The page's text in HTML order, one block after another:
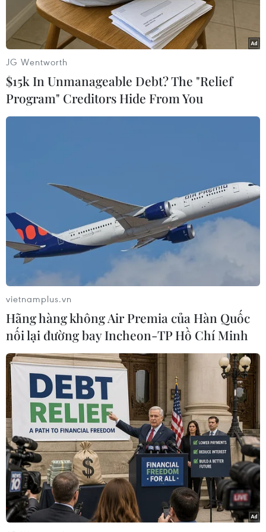
Thủ tướng Nguyễn Xuân Phúc và Thủ tướng Nhật Bản Suga
Yoshihide tại buổi gặp gỡ báo chí. (Ảnh: Thống Nhất/TTXVN)
Bộ Ngoại giao Việt Nam ra Thông cáo báo chí về
Thỏa thuận Quy trình nhập cảnh ngắn ngày
giữa Việt Nam và Nhật Bản:
thống nhất về việc áp dụng quy trình đi lại ngắn
ngày (còn gọi là Quy chế đi lại ưu tiên cho
người từ Nhật Bản nhập cảnh Việt Nam dưới 14
ngày và Business track cho công dân Việt Nam
nhập cảnh Nhật Bản) từ ngày 1/11/2020.
Quy trình này cho phép các trường hợp ưu tiên
của một Bên nhập cảnh Bên kia với thời hạn
lưu trú ngắn ngày để thực hiện một số hoạt
động như đầu tư, thương mại, lao động kỹ thuật
cao, ngoại giao, công vụ… mà không phải cách
ly tập trung.
[Chính phủ Nhật Bản chuẩn bị nối lại hoạt
JG Wentworth
$15k In Unmanageable Debt? The "Relief
Program" Creditors Hide From You
vietnamplus.vn
Hãng hàng không Air Premia của Hàn Quốc
nối lại đường bay Incheon-TP Hồ Chí Minh